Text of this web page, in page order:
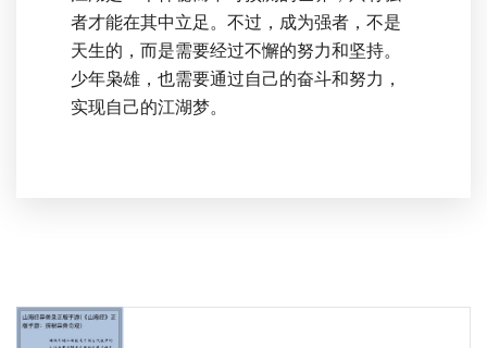
者才能在其中立足。不过，成为强者，不是
天生的，而是需要经过不懈的努力和坚持。
少年枭雄，也需要通过自己的奋斗和努力，
实现自己的江湖梦。